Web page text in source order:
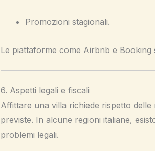
Promozioni stagionali.
Le piattaforme come Airbnb e
6. Aspetti legali e fiscali
Affittare una villa richiede rispetto
previste. In alcune regioni italiane,
problemi legali.